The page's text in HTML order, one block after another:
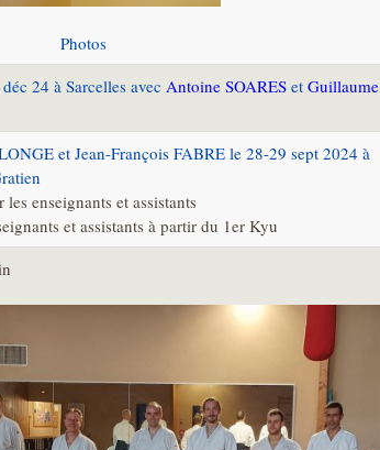
Photos
24 à Sarcelles avec Antoine SOARES et Guillaume
et Jean-François FABRE le 28-29 sept 2024 à
enseignants et assistants
et assistants à partir du 1er Kyu